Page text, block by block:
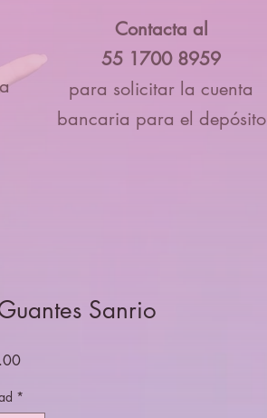
Contacta al
55 1700 8959
para solicitar la cuenta
bancaria para el depósito
Sanrio
Precio
*